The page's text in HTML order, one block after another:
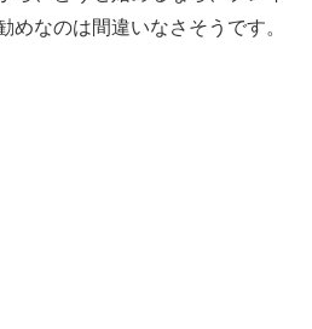
めなのは間違いなさそうです。